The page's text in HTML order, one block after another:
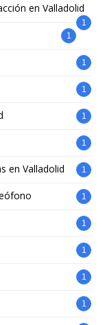
en Valladolid
1
1
1
1
1
1
en Valladolid 1
1
1
1
1
1